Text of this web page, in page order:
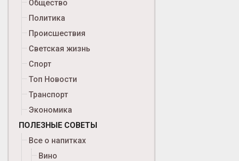
Общество
Политика
Происшествия
Светская жизнь
Спорт
Топ Новости
Транспорт
Экономика
ПОЛЕЗНЫЕ СОВЕТЫ
Все о напитках
Вино